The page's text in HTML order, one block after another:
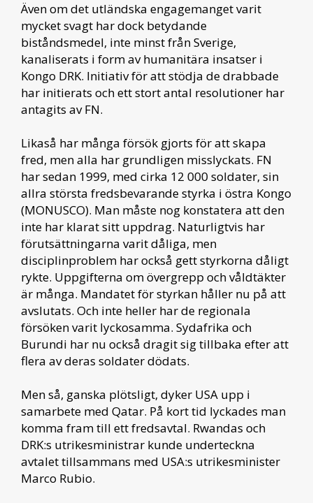
Även om det utländska engagemanget varit
mycket svagt har dock betydande
biståndsmedel, inte minst från Sverige,
kanaliserats i form av humanitära insatser i
Kongo DRK. Initiativ för att stödja de drabbade
har initierats och ett stort antal resolutioner har
antagits av FN.
Likaså har många försök gjorts för att skapa
fred, men alla har grundligen misslyckats. FN
har sedan 1999, med cirka 12 000 soldater, sin
allra största fredsbevarande styrka i östra Kongo
(MONUSCO). Man måste nog konstatera att den
inte har klarat sitt uppdrag. Naturligtvis har
förutsättningarna varit dåliga, men
disciplinproblem har också gett styrkorna dåligt
rykte. Uppgifterna om övergrepp och våldtäkter
är många. Mandatet för styrkan håller nu på att
avslutats. Och inte heller har de regionala
försöken varit lyckosamma. Sydafrika och
Burundi har nu också dragit sig tillbaka efter att
flera av deras soldater dödats.
Men så, ganska plötsligt, dyker USA upp i
samarbete med Qatar. På kort tid lyckades man
komma fram till ett fredsavtal. Rwandas och
DRK:s utrikesministrar kunde underteckna
avtalet tillsammans med USA:s utrikesminister
Marco Rubio.